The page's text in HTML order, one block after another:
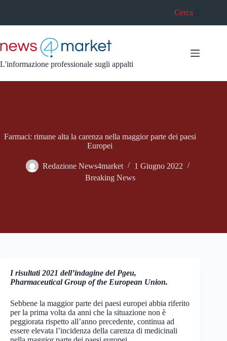
Cerca
L'informazione professionale sugli appalti
Farmaci: rimane alta la carenza nella maggior parte dei paesi
Europei
Redazione News4market
1 Giugno 2022
Breaking News
I risultati 2021 dell’indagine del Pgeu,
Pharmaceutical Group of the European Union.
Sebbene la maggior parte dei paesi europei abbia riferito
per la prima volta da anni che la situazione non è
peggiorata rispetto all’anno precedente, continua ad
essere elevata l’incidenza della carenza di medicinali